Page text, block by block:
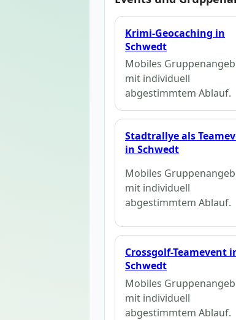
Krimi-Geocaching in
Schwedt
Mobiles
mit individuell
abgestimmtem Ablauf.
Stadtrallye als
in Schwedt
Mobiles
mit individuell
abgestimmtem Ablauf.
Crossgolf-Teamevent
Schwedt
Mobiles
mit individuell
abgestimmtem Ablauf.